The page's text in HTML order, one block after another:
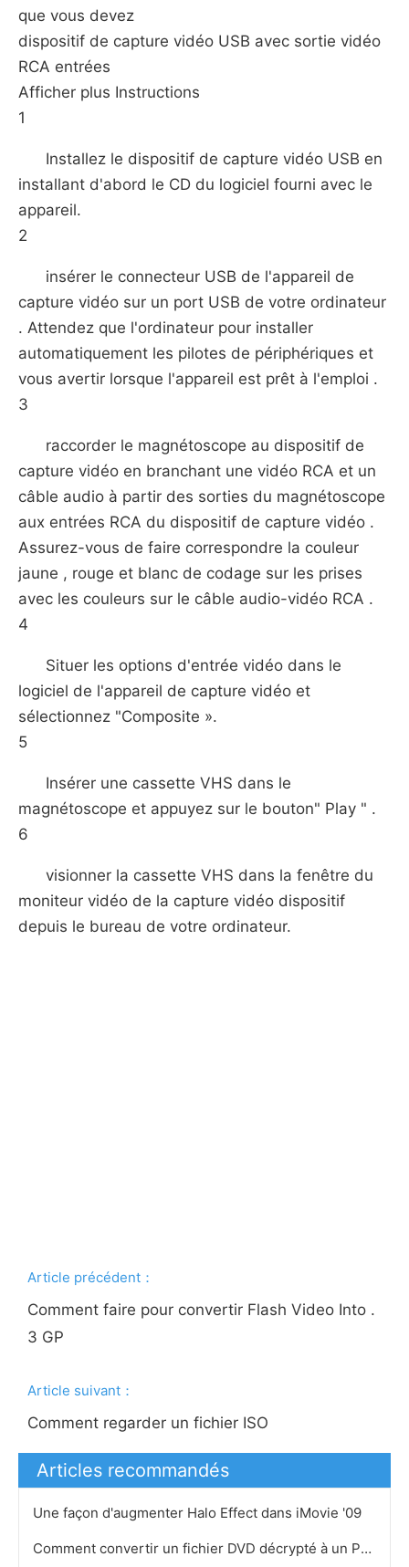
que vous devez
dispositif de capture vidéo USB avec sortie vidéo
RCA entrées
Afficher plus Instructions
1
Installez le dispositif de capture vidéo USB en
installant d'abord le CD du logiciel fourni avec le
appareil.
2
insérer le connecteur USB de l'appareil de
capture vidéo sur un port USB de votre ordinateur
. Attendez que l'ordinateur pour installer
automatiquement les pilotes de périphériques et
vous avertir lorsque l'appareil est prêt à l'emploi .
3
raccorder le magnétoscope au dispositif de
capture vidéo en branchant une vidéo RCA et un
câble audio à partir des sorties du magnétoscope
aux entrées RCA du dispositif de capture vidéo .
Assurez-vous de faire correspondre la couleur
jaune , rouge et blanc de codage sur les prises
avec les couleurs sur le câble audio-vidéo RCA .
4
Situer les options d'entrée vidéo dans le
logiciel de l'appareil de capture vidéo et
sélectionnez "Composite ».
5
Insérer une cassette VHS dans le
magnétoscope et appuyez sur le bouton" Play " .
6
visionner la cassette VHS dans la fenêtre du
moniteur vidéo de la capture vidéo dispositif
depuis le bureau de votre ordinateur.
Article précédent：
Comment faire pour convertir Flash Video Into .
3 GP
Article suivant：
Comment regarder un fichier ISO
Articles recommandés
Une façon d'augmenter Halo Effect dans iMovie '09
Comment convertir un fichier DVD décrypté à un PC Vidéo